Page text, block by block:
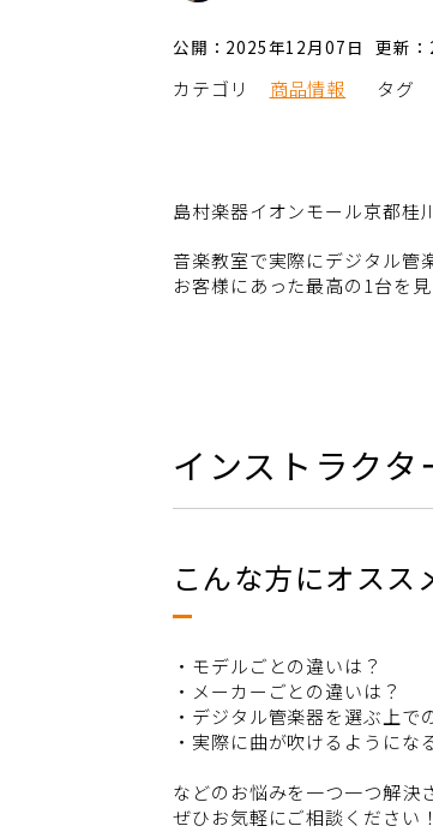
公開：2025年12月07日 更新
カテゴリ 商品情報 タグ
島村楽器イオンモール京都桂
音楽教室で実際にデジタル管
お客様にあった最高の1台を
インストラク
こんな方にオスス
・モデルごとの違いは？
・メーカーごとの違いは？
・デジタル管楽器を選ぶ上で
・実際に曲が吹けるようにな
などのお悩みを一つ一つ解決
ぜひお気軽にご相談ください！